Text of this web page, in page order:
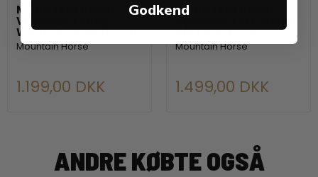
MOUNTAIN HORSE
VEGANZA Young
Winter RR Ridestøvler
Mountain Horse
1.199,00 DKK
MOUNTAIN HORSE
R/R Ridestøvler
Mountain Horse
1.499,00 DKK
ANDRE KØBTE OGSÅ
Godkend